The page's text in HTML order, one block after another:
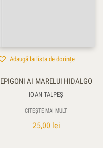
Adaugă la lista de dorințe
EPIGONI AI MARELUI HIDALGO
IOAN TALPEŞ
CITEȘTE MAI MULT
25,00 lei